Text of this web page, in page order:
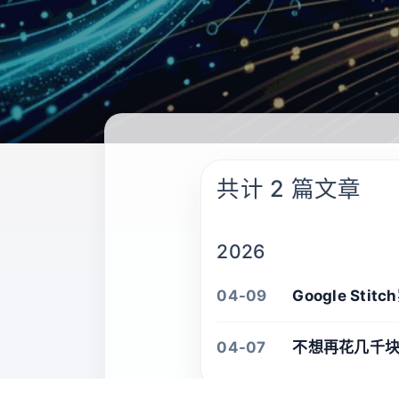
共计 2 篇文章
2026
04-09 Google Stitch
04-07 不想再花几千